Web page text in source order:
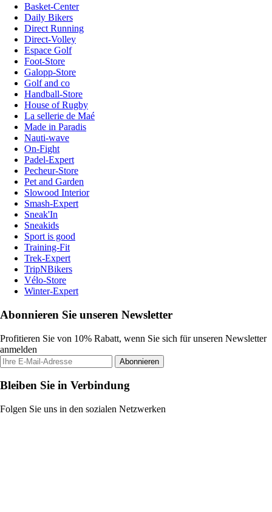
Basket-Center
Daily Bikers
Direct Running
Direct-Volley
Espace Golf
Foot-Store
Galopp-Store
Golf and co
Handball-Store
House of Rugby
La sellerie de Maé
Made in Paradis
Nauti-wave
On-Fight
Padel-Expert
Pecheur-Store
Pet and Garden
Slowood Interior
Smash-Expert
Sneak'In
Sneakids
Sport is good
Training-Fit
Trek-Expert
TripNBikers
Vélo-Store
Winter-Expert
Abonnieren Sie unseren Newsletter
Profitieren Sie von 10% Rabatt, wenn Sie sich für unseren Newsletter
anmelden
Abonnieren
Bleiben Sie in Verbindung
Folgen Sie uns in den sozialen Netzwerken